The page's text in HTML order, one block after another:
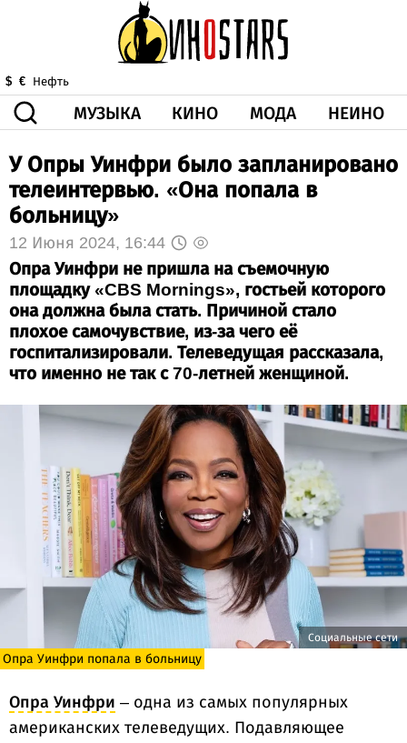
$ € Нефть
МУЗЫКА КИНО МОДА НЕИНО
ЗДОРОВЬЕ КОРОНА ИСКУССТВО
ДРУГОЕ
ВИДЕО
ГОРОСКОП
У Опры Уинфри было запланировано
телеинтервью. «Она попала в
больницу»
12 Июня 2024, 16:44
Опра Уинфри не пришла на съемочную
площадку «CBS Mornings», гостьей которого
она должна была стать. Причиной стало
плохое самочувствие, из-за чего её
госпитализировали. Телеведущая рассказала,
что именно не так с 70-летней женщиной.
Социальные сети
Опра Уинфри попала в больницу
Опра Уинфри – одна из самых популярных
американских телеведущих. Подавляющее